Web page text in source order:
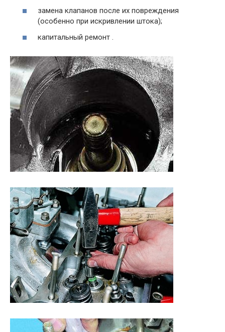
замена клапанов после их повреждения
(особенно при искривлении штока);
капитальный ремонт .